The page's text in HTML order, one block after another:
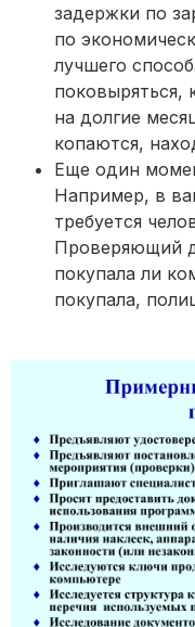
задержки по
по
лучшего
поковыряться,
на долгие
копаются,
Еще один
Например, в
требуется
Проверяющий
покупала ли
покупала,